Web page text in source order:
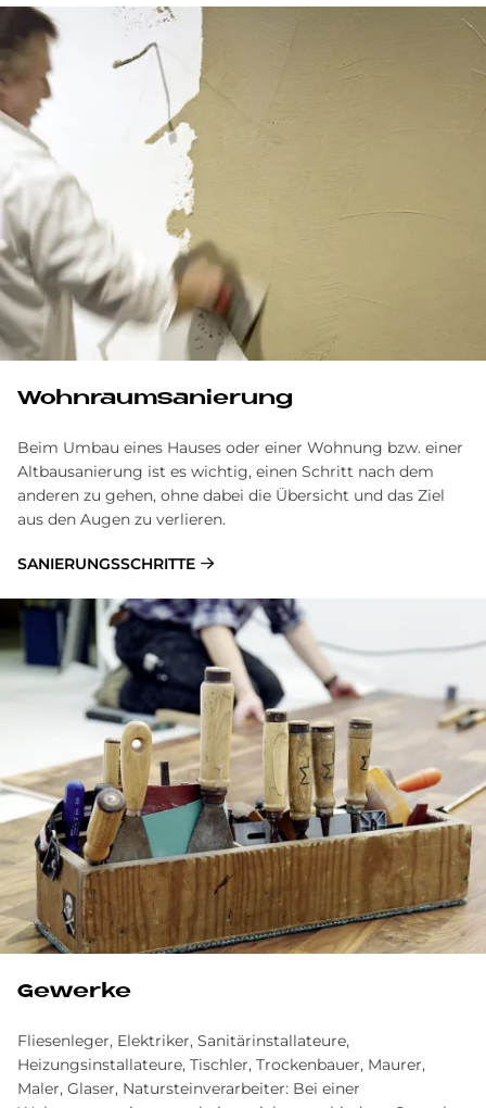
Wohnraumsanierung
Beim Umbau eines Hauses oder einer Wohnung bzw. einer
Altbausanierung ist es wichtig, einen Schritt nach dem
anderen zu gehen, ohne dabei die Übersicht und das Ziel
aus den Augen zu verlieren.
SANIERUNGSSCHRITTE
Gewerke
Fliesenleger, Elektriker, Sanitärinstallateure,
Heizungsinstallateure, Tischler, Trockenbauer, Maurer,
Maler, Glaser, Natursteinverarbeiter: Bei einer